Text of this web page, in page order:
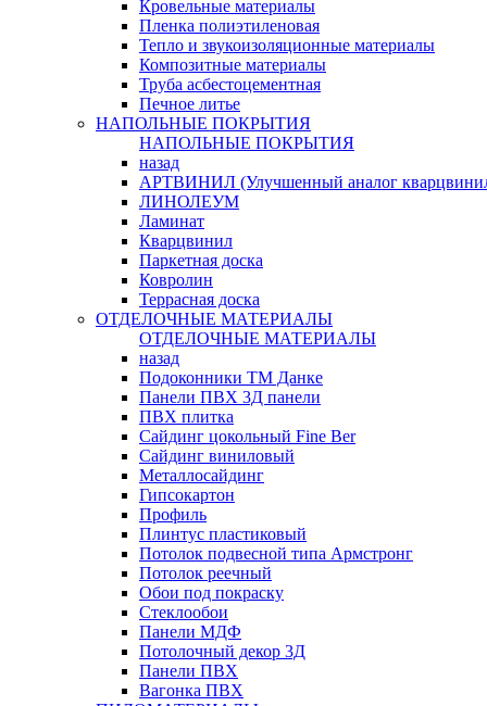
Кровельные материалы
Пленка полиэтиленовая
Тепло и звукоизоляционные материалы
Композитные материалы
Труба асбестоцементная
Печное литье
НАПОЛЬНЫЕ ПОКРЫТИЯ
НАПОЛЬНЫЕ ПОКРЫТИЯ
назад
АРТВИНИЛ (Улучшенный аналог
ЛИНОЛЕУМ
Ламинат
Кварцвинил
Паркетная доска
Ковролин
Террасная доска
ОТДЕЛОЧНЫЕ МАТЕРИАЛЫ
ОТДЕЛОЧНЫЕ МАТЕРИАЛЫ
назад
Подоконники ТМ Данке
Панели ПВХ 3Д панели
ПВХ плитка
Сайдинг цокольный Fine Ber
Сайдинг виниловый
Металлосайдинг
Гипсокартон
Профиль
Плинтус пластиковый
Потолок подвесной типа Армстронг
Потолок реечный
Обои под покраску
Стеклообои
Панели МДФ
Потолочный декор 3Д
Панели ПВХ
Вагонка ПВХ